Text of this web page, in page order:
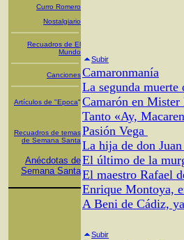
Curro Romero
Nostalgiario
Recuadros de El
Mundo
Canciones
Artículos de "Epoca"
Recuadros de temas
de Semana Santa
Anécdotas de
Semana Santa
Subir
Camaronmanía
La segunda
Camarón en
Tanto «Ay,
Pasión Vega
La hija de don
El último de la
El maestro Rafael
Enrique Montoya,
A Beni de Cádiz,
Subir